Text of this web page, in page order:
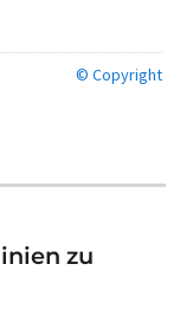
© Copyright
zu